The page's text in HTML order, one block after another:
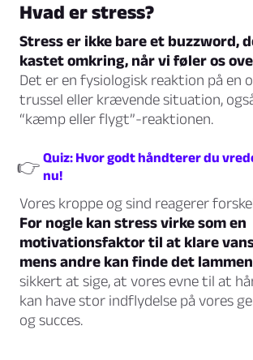
Hvad er stress?
Stress er ikke bare et buzzword,
kastet omkring, når vi føler os
Det er en fysiologisk reaktion på en
trussel eller krævende situation,
“kæmp eller flygt”-reaktionen.
👉 Quiz: Hvor godt håndterer du
nu!
Vores kroppe og sind reagerer
For nogle kan stress virke som en
motivationsfaktor til at klare
mens andre kan finde det
sikkert at sige, at vores evne til at
kan have stor indflydelse på vores
og succes.